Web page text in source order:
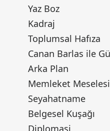
Yaz Boz
Kadraj
Toplumsal Hafıza
Arka Plan
Memleket Meselesi
Seyahatname
Belgesel Kuşağı
Diplomasi